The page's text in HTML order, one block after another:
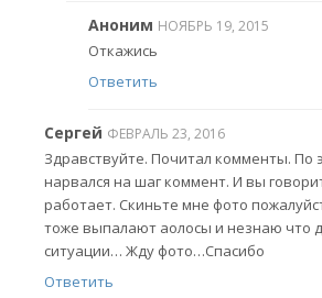
Аноним НОЯБРЬ 19, 2015
Откажись
Ответить
Сергей ФЕВРАЛЬ 23, 2016
Здравствуйте. Почитал комменты. По
нарвался на шаг коммент. И вы
работает. Скиньте мне фото
тоже выпалают аолосы и незнаю что
ситуации… Жду фото…Спасибо
Ответить